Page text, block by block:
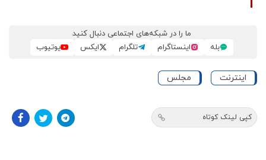
ما را در شبکه‌های اجتماعی دنبال کنید
بله
اینستاگرام تلگرام ایکس یوتیوب
اینترنت مجلس
کپی لینک کوتاه